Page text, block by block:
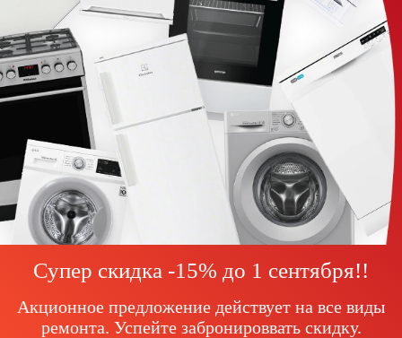
Супер скидка -15% до 1 сентября!!
Акционное предложение действует на все виды
ремонта. Успейте забронироввать скидку.